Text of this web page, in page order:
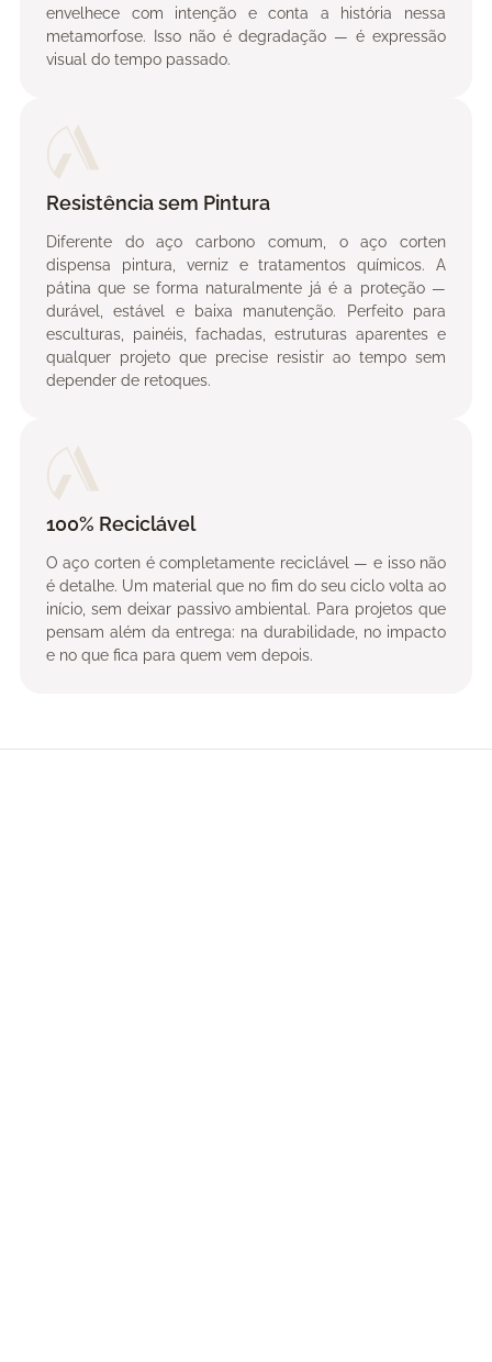
envelhece com intenção e conta a história nessa
metamorfose. Isso não é degradação — é expressão
visual do tempo passado.
Resistência sem Pintura
Diferente do aço carbono comum, o aço corten
dispensa pintura, verniz e tratamentos químicos. A
pátina que se forma naturalmente já é a proteção —
durável, estável e baixa manutenção. Perfeito para
esculturas, painéis, fachadas, estruturas aparentes e
qualquer projeto que precise resistir ao tempo sem
depender de retoques.
100% Reciclável
O aço corten é completamente reciclável — e isso não
é detalhe. Um material que no fim do seu ciclo volta ao
início, sem deixar passivo ambiental. Para projetos que
pensam além da entrega: na durabilidade, no impacto
e no que fica para quem vem depois.